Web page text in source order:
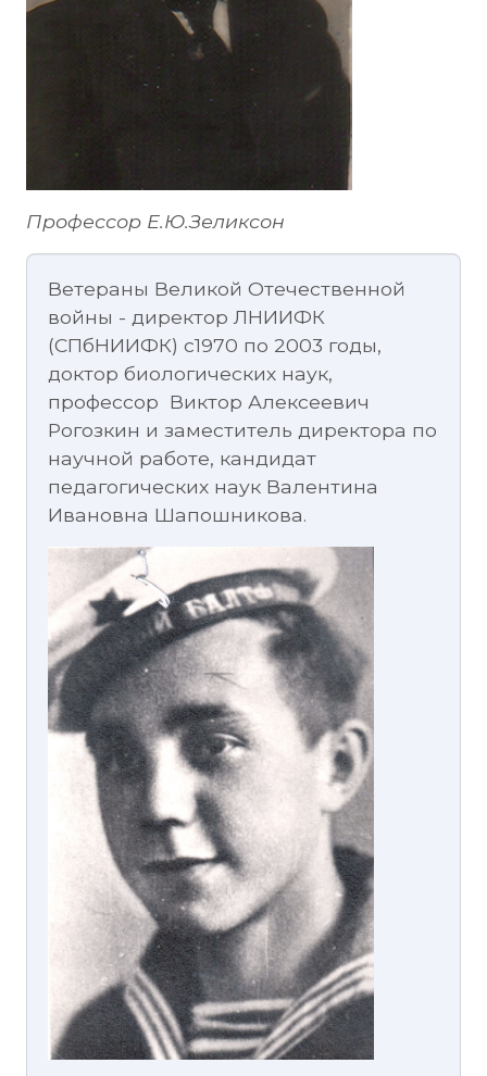
Профессор Е.Ю.Зеликсон
Ветераны Великой Отечественной
войны - директор ЛНИИФК
(СПбНИИФК) с1970 по 2003 годы,
доктор биологических наук,
профессор Виктор Алексеевич
Рогозкин и заместитель директора по
научной работе, кандидат
педагогических наук Валентина
Ивановна Шапошникова.